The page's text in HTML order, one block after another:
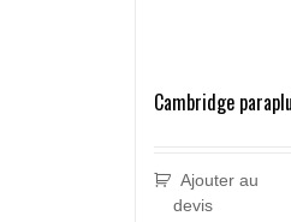
Cambridge
Ajouter au
devis